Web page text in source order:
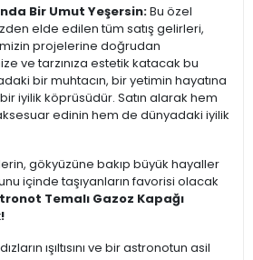
Bir Umut Yeşersin:Bu özel
elde edilen tüm satış gelirleri,
projelerine doğrudan
ve tarzınıza estetik katacak bu
bir muhtacın, bir yetimin hayatına
iyilik köprüsüdür. Satın alarak hem
edinin hem de dünyadaki iyilik
gökyüzüne bakıp büyük hayaller
içinde taşıyanların favorisi olacak
Temalı Gazoz Kapağı
ışıltısını ve bir astronotun asil